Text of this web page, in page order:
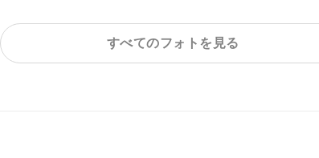
すべてのフォトを見る